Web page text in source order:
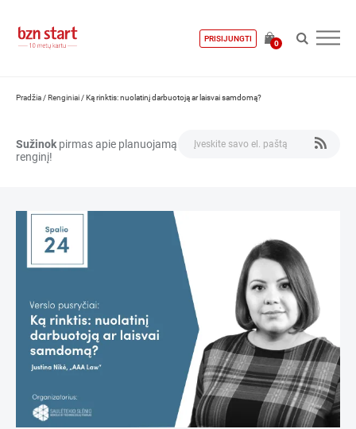
PRISIJUNGTI
0
Pradžia /Renginiai /Ką rinktis: nuolatinį darbuotoją ar laisvai samdomą?
Sužinok pirmas apie planuojamą
renginį!